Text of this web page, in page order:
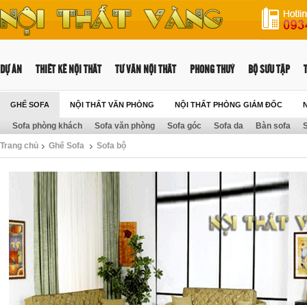
DỰ ÁN THIẾT KẾ NỘI THẤT TƯ VẤN NỘI THẤT PHONG THUỶ BỘ SƯU TẬP
GHẾ SOFA NỘI THẤT VĂN PHÒNG NỘI THẤT PHÒNG GIÁM ĐỐC
NỘI THẤT TRƯỜNG HỌC
Sofa phòng khách Sofa văn phòng Sofa góc Sofa da Bàn sofa
Trang chủ Ghế Sofa Sofa bộ